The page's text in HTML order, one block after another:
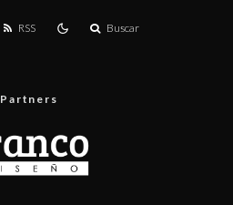
RSS Buscar
Partners